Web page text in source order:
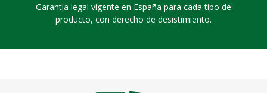
Garantía legal vigente en España para cada tipo de
producto, con derecho de desistimiento.